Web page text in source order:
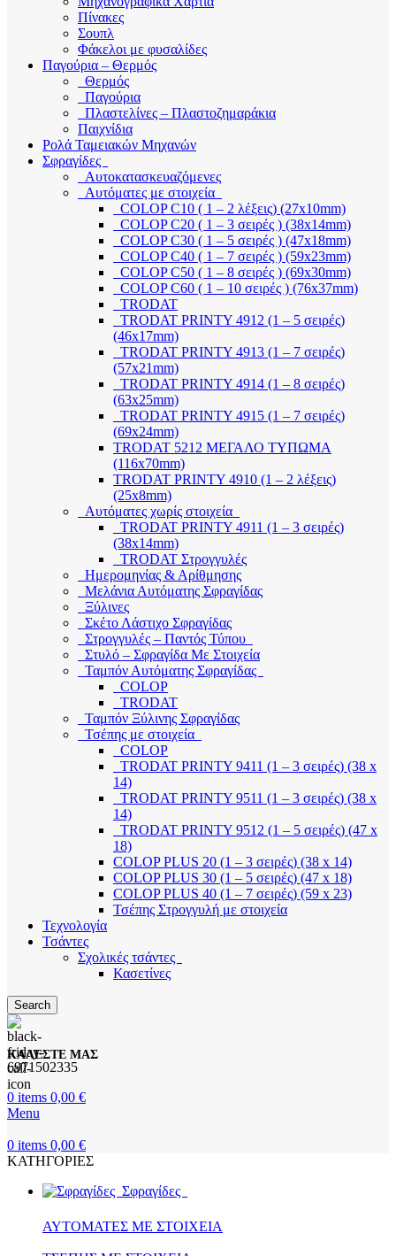
Πίνακες
Σουπλ
Φάκελοι με φυσαλίδες
Παγούρια – Θερμός
Θερμός
Παγούρια
Πλαστελίνες – Πλαστοζημαράκια
Παιχνίδια
Ρολά Ταμειακών Μηχανών
Σφραγίδες
Αυτοκατασκευαζόμενες
Αυτόματες με στοιχεία
COLOP C10 ( 1 – 2 λέξεις) (27x10mm)
COLOP C20 ( 1 – 3 σειρές ) (38x14mm)
COLOP C30 ( 1 – 5 σειρές ) (47x18mm)
COLOP C40 ( 1 – 7 σειρές ) (59x23mm)
COLOP C50 ( 1 – 8 σειρές ) (69x30mm)
COLOP C60 ( 1 – 10 σειρές ) (76x37mm)
TRODAT
TRODAT PRINTY 4912 (1 – 5 σειρές)
(46x17mm)
TRODAT PRINTY 4913 (1 – 7 σειρές)
(57x21mm)
TRODAT PRINTY 4914 (1 – 8 σειρές)
(63x25mm)
TRODAT PRINTY 4915 (1 – 7 σειρές)
(69x24mm)
TRODAT 5212 ΜΕΓΑΛΟ ΤΥΠΩΜΑ
(116x70mm)
TRODAT PRINTY 4910 (1 – 2 λέξεις)
(25x8mm)
Αυτόματες χωρίς στοιχεία
TRODAT PRINTY 4911 (1 – 3 σειρές)
(38x14mm)
TRODAT Στρογγυλές
Ημερομηνίας & Αρίθμησης
Μελάνια Αυτόματης Σφραγίδας
Ξύλινες
Σκέτο Λάστιχο Σφραγίδας
Στρογγυλές – Παντός Τύπου
Στυλό – Σφραγίδα Με Στοιχεία
Ταμπόν Αυτόματης Σφραγίδας
COLOP
TRODAT
Ταμπόν Ξύλινης Σφραγίδας
Τσέπης με στοιχεία
COLOP
TRODAT PRINTY 9411 (1 – 3 σειρές) (38 x
14)
TRODAT PRINTY 9511 (1 – 3 σειρές) (38 x
14)
TRODAT PRINTY 9512 (1 – 5 σειρές) (47 x
18)
COLOP PLUS 20 (1 – 3 σειρές) (38 x 14)
COLOP PLUS 30 (1 – 5 σειρές) (47 x 18)
COLOP PLUS 40 (1 – 7 σειρές) (59 x 23)
Τσέπης Στρογγυλή με στοιχεία
Τεχνολογία
Τσάντες
Σχολικές τσάντες
Κασετίνες
Search
ΚΑΛΕΣΤΕ ΜΑΣ
6971502335
0 items 0,00 €
Menu
0 items 0,00 €
ΚΑΤΗΓΟΡΙΕΣ
Σφραγίδες
ΑΥΤΟΜΑΤΕΣ ΜΕ ΣΤΟΙΧΕΙΑ